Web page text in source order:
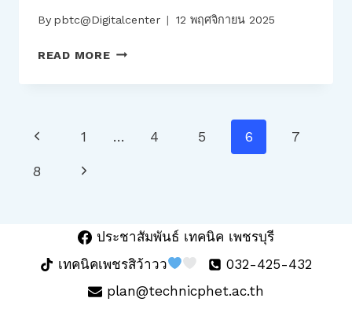
By pbtc@Digitalcenter 12 พฤศจิกายน 2025
READ MOREนักศึกษา
ดับ
สาขา
รับ
การ
ศึกษา
Page
Navigation
Previous
Page
1 … 4 5 6 7
8
Next
ประชาสัมพันธ์ เทคนิค เพชรบุรี
เทคนิคเพชรสิว้าวว
032-425-432
plan@technicphet.ac.th